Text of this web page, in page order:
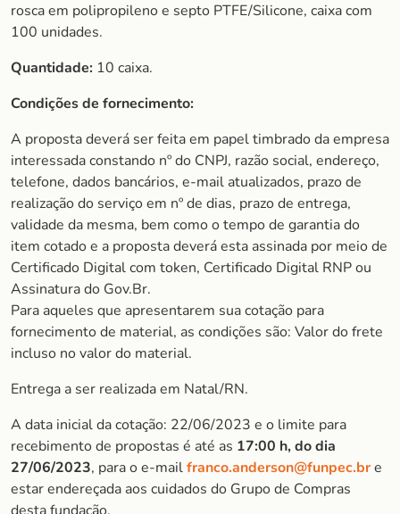
rosca em polipropileno e septo PTFE/Silicone, caixa com
100 unidades.
Quantidade: 10 caixa.
Condições de fornecimento:
A proposta deverá ser feita em papel timbrado da empresa
interessada constando nº do CNPJ, razão social, endereço,
telefone, dados bancários, e-mail atualizados, prazo de
realização do serviço em nº de dias, prazo de entrega,
validade da mesma, bem como o tempo de garantia do
item cotado e a proposta deverá esta assinada por meio de
Certificado Digital com token, Certificado Digital RNP ou
Assinatura do Gov.Br.
Para aqueles que apresentarem sua cotação para
fornecimento de material, as condições são: Valor do frete
incluso no valor do material.
Entrega a ser realizada em Natal/RN.
A data inicial da cotação: 22/06/2023 e o limite para
recebimento de propostas é até as 17:00 h, do dia
27/06/2023, para o e-mailfranco.anderson@funpec.bre
estar endereçada aos cuidados do Grupo de Compras